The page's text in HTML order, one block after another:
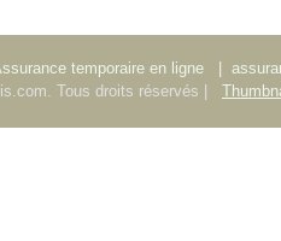
temporaire en ligne
Tous droits réservés |